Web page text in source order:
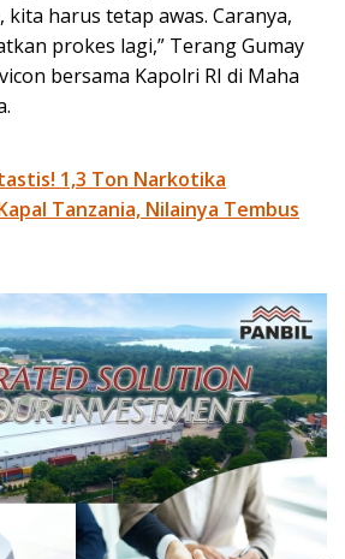
kita harus tetap awas. Caranya,
prokes lagi,” Terang Gumay
bersama Kapolri RI di Maha
1,3 Ton Narkotika
Tanzania, Nilainya Tembus